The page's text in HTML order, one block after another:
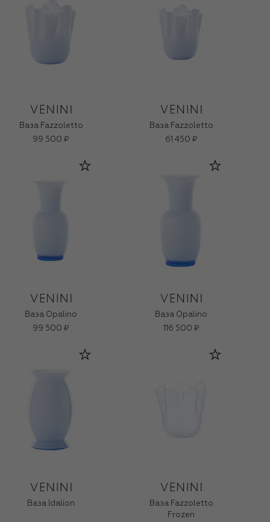
Ваза Fazzoletto
99 500 ₽
Ваза Fazzoletto
61 450 ₽
Ваза Opalino
99 500 ₽
Ваза Opalino
116 500 ₽
Ваза Idalion
Ваза Fazzoletto
Frozen